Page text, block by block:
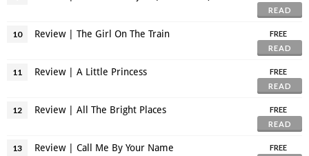
READ
10 Review | The Girl On The Train
FREE
READ
11 Review | A Little Princess
FREE
READ
12 Review | All The Bright Places
FREE
READ
13 Review | Call Me By Your Name
FREE